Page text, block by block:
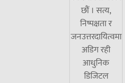
छौं । सत्य,
निष्पक्षता र
जनउत्तरदायित्वमा
अडिग रही
आधुनिक
डिजिटल